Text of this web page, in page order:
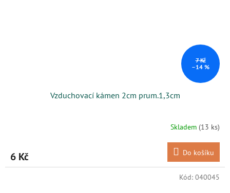
7 Kč
–14 %
Vzduchovací kámen 2cm prum.1,3cm
Skladem (13 ks)
6 Kč Do košíku
Kód: 040045